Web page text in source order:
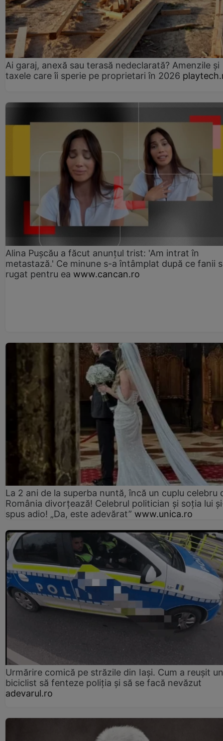
Ai garaj, anexă sau terasă nedeclarată? Amenzile și
taxele care îi sperie pe proprietari în 2026
Alina Pușcău a făcut anunțul trist: 'Am intrat în
metastază.' Ce minune s-a întâmplat după ce fanii
rugat pentru ea www.cancan.ro
La 2 ani de la superba nuntă, încă un cuplu celebru
România divorțează! Celebrul politician și soția lui
spus adio! „Da, este adevărat” www.unica.ro
Urmărire comică pe străzile din Iași. Cum a reușit un
biciclist să fenteze poliția și să se facă nevăzut
adevarul.ro